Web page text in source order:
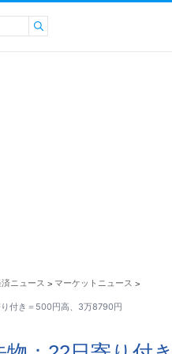
済ニュース > マーケットニュース >
付き＝500円高、3万8790円